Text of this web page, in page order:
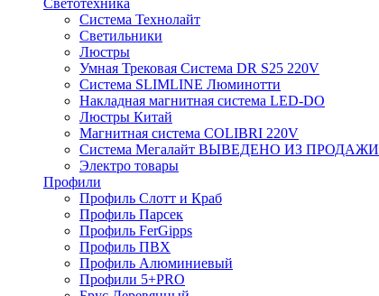
Светотехника
Система Технолайт
Светильники
Люстры
Умная Трековая Система DR S25 220V
Система SLIMLINE Люминотти
Накладная магнитная система LED-DO
Люстры Китай
Магнитная система COLIBRI 220V
Система Мегалайт ВЫВЕДЕНО ИЗ ПРОДАЖИ
Электро товары
Профили
Профиль Слотт и Краб
Профиль Парсек
Профиль FerGipps
Профиль ПВХ
Профиль Алюминиевый
Профили 5+PRO